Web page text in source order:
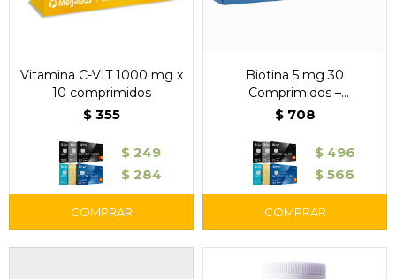
Vitamina C-VIT 1000 mg x
10 comprimidos
$ 355
$ 249
$ 284
Biotina 5 mg 30
Comprimidos –
Promofarma
$ 708
$ 496
$ 566